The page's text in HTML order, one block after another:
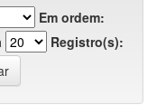
Em ordem:
Registro(s):